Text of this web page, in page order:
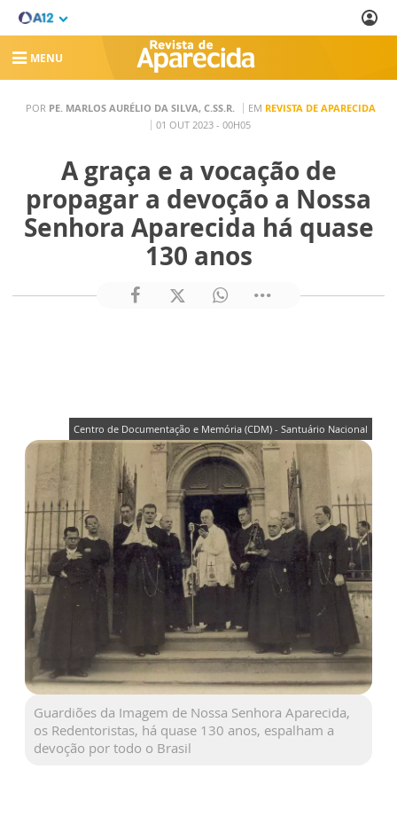
MENU
POR PE. MARLOS AURÉLIO DA SILVA, C.SS.R. EM REVISTA DE APARECIDA
01 OUT 2023 - 00H05
A graça e a vocação de
propagar a devoção a Nossa
Senhora Aparecida há quase
130 anos
Centro de Documentação e Memória (CDM) - Santuário Nacional
Guardiões da Imagem de Nossa Senhora Aparecida,
os Redentoristas, há quase 130 anos, espalham a
devoção por todo o Brasil